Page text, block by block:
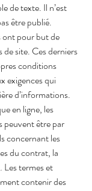
de texte. Il n’est
être publié.
ont pour but de
site. Ces derniers
conditions
exigences qui
d’informations.
en ligne, les
peuvent être par
concernant les
du contrat, la
Les termes et
contenir des